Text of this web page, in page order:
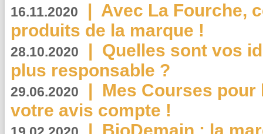
16.11.2020 | Avec La Fourche,
produits de la marque !
28.10.2020 | Quelles sont vos
plus responsable ?
29.06.2020 | Mes Courses pour
votre avis compte !